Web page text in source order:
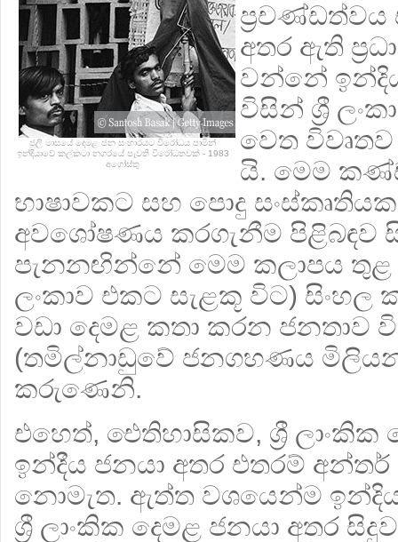
ජූලි මාසයේ දෙමළ ජන සංහාරයට විරෝධය පාමින්
ඉන්දියාවේ කල්කටා නගරයේ පැවති විරෝධතවක් - 1983
අගෝස්තු
අතර ඇති
වන්නේ
විසින් ශ්‍රී
වෙත
යි. මෙම
භාෂාවකට සහ පොදු
අවශෝෂණය කරගැනීම පිළිබඳව
පැනනඟින්නේ මෙම කලාපය තුළ
ලංකාව එකට සැළකූ විට) සිංහල
වඩා දෙමළ කතා කරන ජනතාව
(තමිල්නාඩුවේ ජනගහණය
කරුණෙනි.
එහෙත්, ඓතිහාසිකව, ශ්‍රී ලාංකික
ඉන්දීය ජනයා අතර එතරම් අන්තර්
නොමැත. ඇත්ත වශයෙන්ම
ශ්‍රී ලාංකික දෙමළ ජනයා අතර